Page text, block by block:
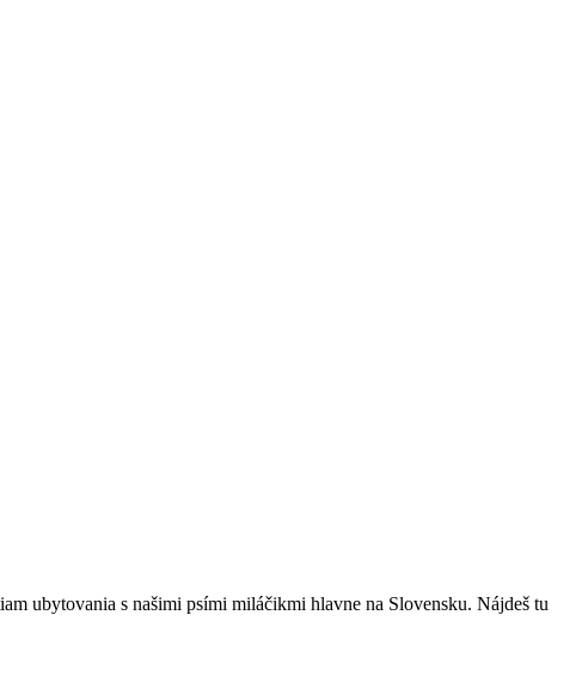
ubytovania s našimi psími miláčikmi hlavne na Slovensku. Nájdeš tu